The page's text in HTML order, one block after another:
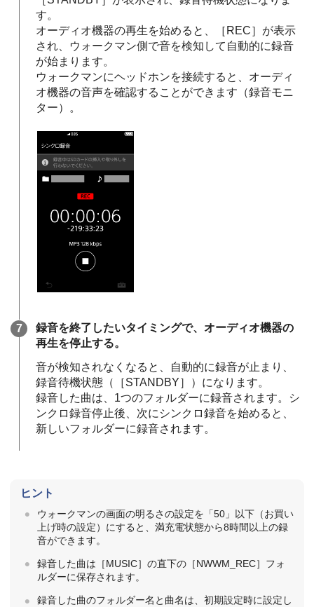
す。
オーディオ機器の再生を始めると、［REC］が表示
され、ウォークマン側で音を検知して自動的に録音
が始まります。
ウォークマンにヘッドホンを接続すると、オーディ
オ機器の音声を確認することができます（録音モニ
ター）。
録音を終了したいタイミングで、オーディオ機器の
再生を停止する。
音が検知されなくなると、自動的に録音が止まり、
録音待機状態（［STANDBY］）になります。
録音した曲は、1つのフォルダーに録音されます。シ
ンクロ録音停止後、次にシンクロ録音を始めると、
新しいフォルダーに録音されます。
ヒント
ウォークマンの画面の明るさの設定を「50」以下（お買い
上げ時の設定）にすると、満充電状態から8時間以上の録
音ができます。
録音した曲は［MUSIC］の直下の［NWWM_REC］フォ
ルダーに保存されます。
録音した曲のフォルダー名と曲名は、初期設定時に設定し